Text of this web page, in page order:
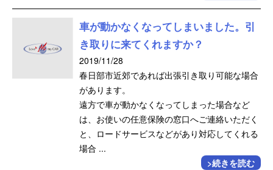
車が動かなくなってしまいました。引
き取りに来てくれますか？
2019/11/28
春日部市近郊であれば出張引き取り可能な場合
があります。
遠方で車が動かなくなってしまった場合など
は、お使いの任意保険の窓口へご連絡いただく
と、ロードサービスなどがあり対応してくれる
場合 ...
>続きを読む